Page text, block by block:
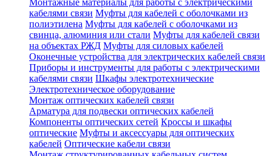
кабелями связи Муфты для кабелей с оболочками из
полиэтилена Муфты для кабелей с оболочками из
свинца, алюминия или стали Муфты для кабелей связи
на объектах РЖД Муфты для силовых кабелей
Оконечные устройства для электрических кабелей связи
Приборы и инструменты для работы с электрическими
кабелями связи Шкафы электротехнические
Электротехническое оборудование
Монтаж оптических кабелей связи
Арматура для подвески оптических кабелей
Компоненты оптических сетей Кроссы и шкафы
оптические Муфты и аксессуары для оптических
кабелей Оптические кабели связи